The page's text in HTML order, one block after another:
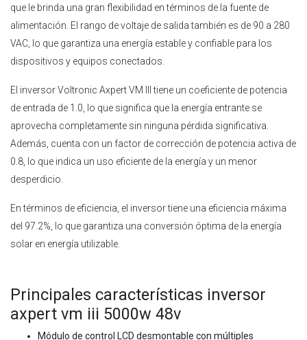
que le brinda una gran flexibilidad en términos de la fuente de
alimentación. El rango de voltaje de salida también es de 90 a 280
VAC, lo que garantiza una energía estable y confiable para los
dispositivos y equipos conectados.
El inversor Voltronic Axpert VM III tiene un coeficiente de potencia
de entrada de 1.0, lo que significa que la energía entrante se
aprovecha completamente sin ninguna pérdida significativa.
Además, cuenta con un factor de corrección de potencia activa de
0.8, lo que indica un uso eficiente de la energía y un menor
desperdicio.
En términos de eficiencia, el inversor tiene una eficiencia máxima
del 97.2%, lo que garantiza una conversión óptima de la energía
solar en energía utilizable.
Principales características inversor
axpert vm iii 5000w 48v
Módulo de control LCD desmontable con múltiples